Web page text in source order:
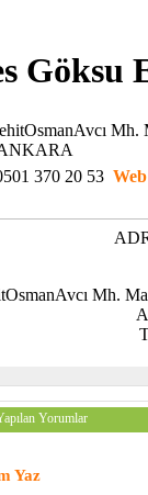
Göksu
370 20 53
Mh.
Yorumlar
Yaz